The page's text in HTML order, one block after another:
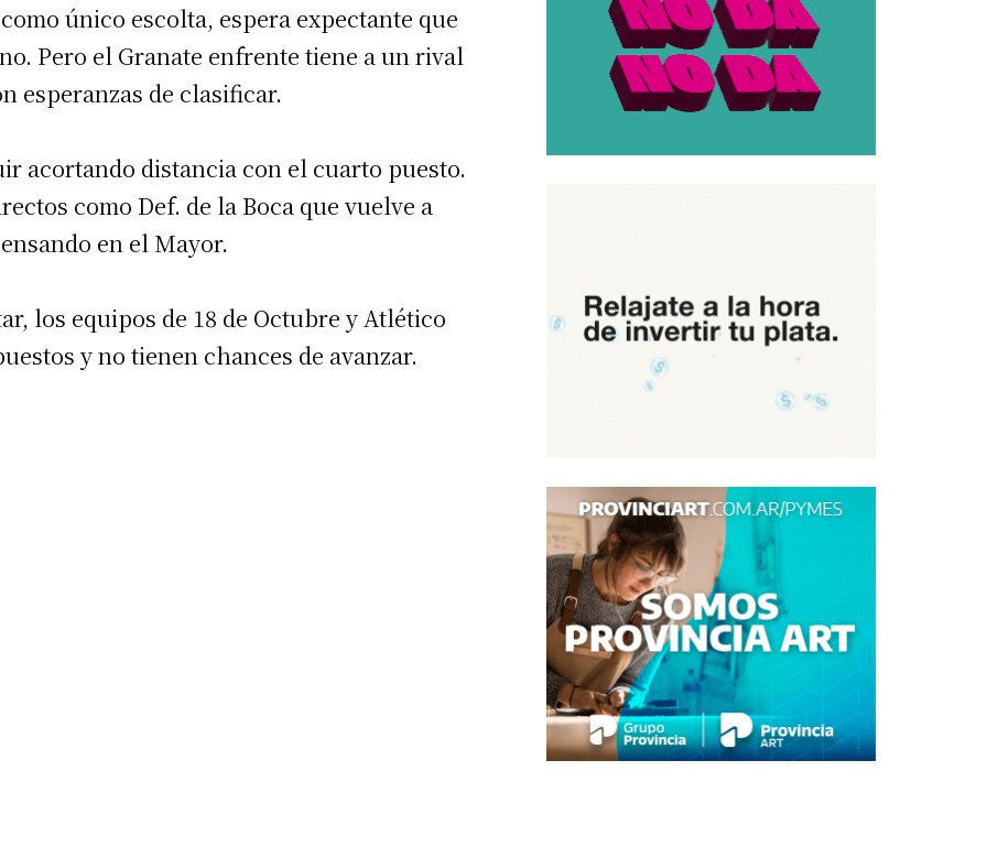
único escolta, espera expectante que
Pero el Granate enfrente tiene a un rival
esperanzas de clasificar.
acortando distancia con el cuarto puesto.
como Def. de la Boca que vuelve a
en el Mayor.
los equipos de 18 de Octubre y Atlético
y no tienen chances de avanzar.